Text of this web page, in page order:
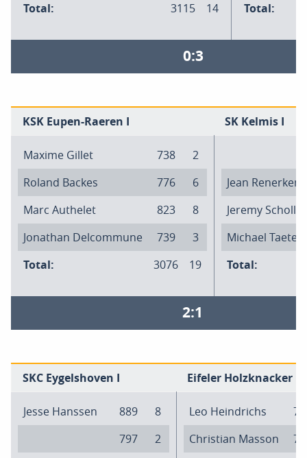
Total:
3115 14 Total:
0:3
KSK Eupen-Raeren I SK Kelmis I
Maxime Gillet 738
2
Roland Backes
776
6
Marc Authelet
823
8
Jonathan Delcommune
739
3
Total:
3076 19
Jean Renerken
Jeremy Scholl
Michael Taeter
Total:
2:1
SKC Eygelshoven I Eifeler Holzknacker I
Jesse Hanssen 889
8
797
2
Leo Heindrichs
Christian Masson